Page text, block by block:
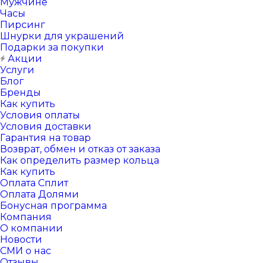
Часы
Пирсинг
Шнурки для украшений
Подарки за покупки
Акции
Услуги
Блог
Бренды
Как купить
Условия оплаты
Условия доставки
Гарантия на товар
Возврат, обмен и отказ от заказа
Как определить размер кольца
Как купить
Оплата Сплит
Оплата Долями
Бонусная программа
Компания
О компании
Новости
СМИ о нас